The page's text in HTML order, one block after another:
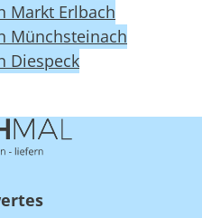
Markt Erlbach
Münchsteinach
Diespeck